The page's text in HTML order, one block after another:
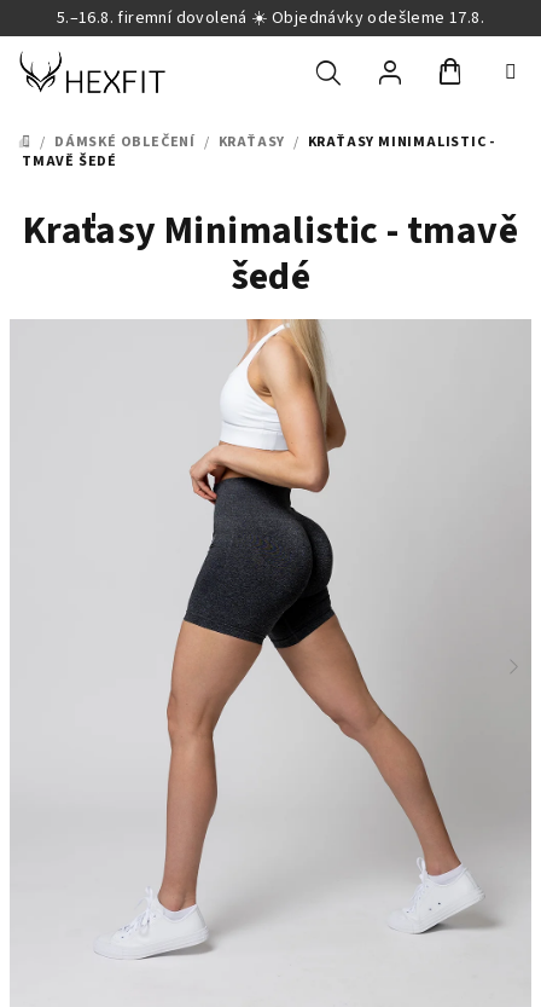
na
obsah
5.–16.8. firemní dovolená ☀️ Objednávky odešleme 17.8.
DOMŮ
/ DÁMSKÉ OBLEČENÍ / KRAŤASY / KRAŤASY MINIMALISTIC -
TMAVĚ ŠEDÉ
Kraťasy Minimalistic - tmavě
šedé